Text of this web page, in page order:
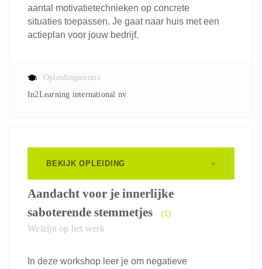
aantal motivatietechnieken op concrete
situaties toepassen. Je gaat naar huis met een
actieplan voor jouw bedrijf.
Opleidingscentra
In2Learning international nv
BEKIJK OPLEIDING
Aandacht voor je innerlijke
saboterende stemmetjes
(1)
Welzijn op het werk
In deze workshop leer je om negatieve